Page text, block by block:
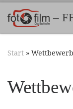
Zum Inhalt–
Start »